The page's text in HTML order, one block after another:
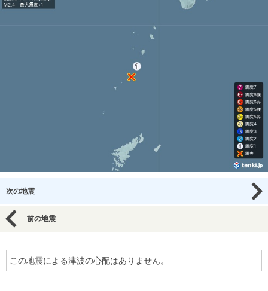
次の地震
前の地震
この地震による津波の心配はありません。